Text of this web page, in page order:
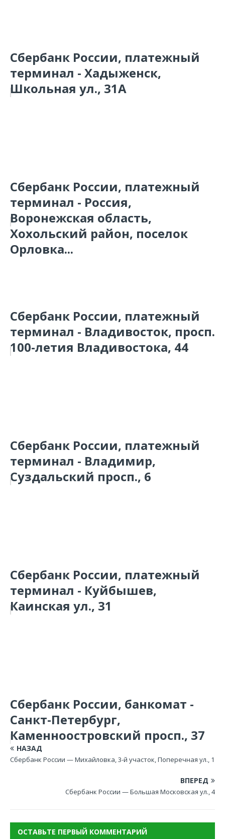
Сбербанк России, платежный
терминал - Хадыженск,
Школьная ул., 31А
Сбербанк России, платежный
терминал - Россия,
Воронежская область,
Хохольский район, поселок
Орловка...
Сбербанк России, платежный
терминал - Владивосток, просп.
100-летия Владивостока, 44
Сбербанк России, платежный
терминал - Владимир,
Суздальский просп., 6
Сбербанк России, платежный
терминал - Куйбышев,
Каинская ул., 31
Сбербанк России, банкомат -
Санкт-Петербург,
Каменноостровский просп., 37
НАЗАД
Сбербанк России — Михайловка, 3-й участок, Поперечная ул., 1
ВПЕРЕД
Сбербанк России — Большая Московская ул., 4
ОСТАВЬТЕ ПЕРВЫЙ КОММЕНТАРИЙ